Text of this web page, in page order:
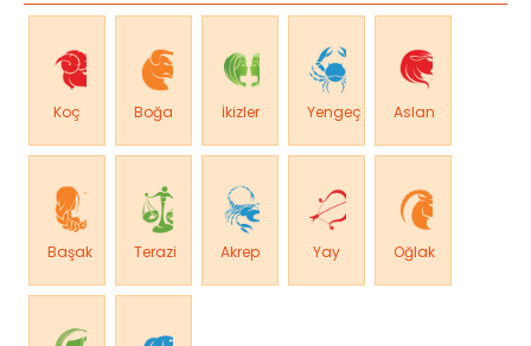
Koç Boğa İkizler Yengeç Aslan
Başak Terazi Akrep Yay Oğlak